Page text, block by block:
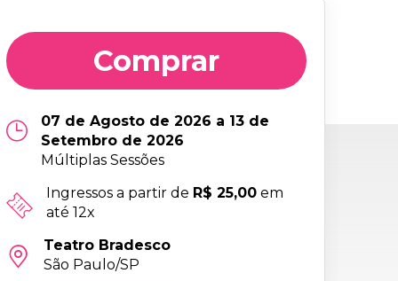
Comprar
07 de Agosto de 2026 a 13 de
Setembro de 2026
Múltiplas Sessões
Ingressos a partir de R$ 25,00 em
até 12x
Teatro Bradesco
São Paulo/SP